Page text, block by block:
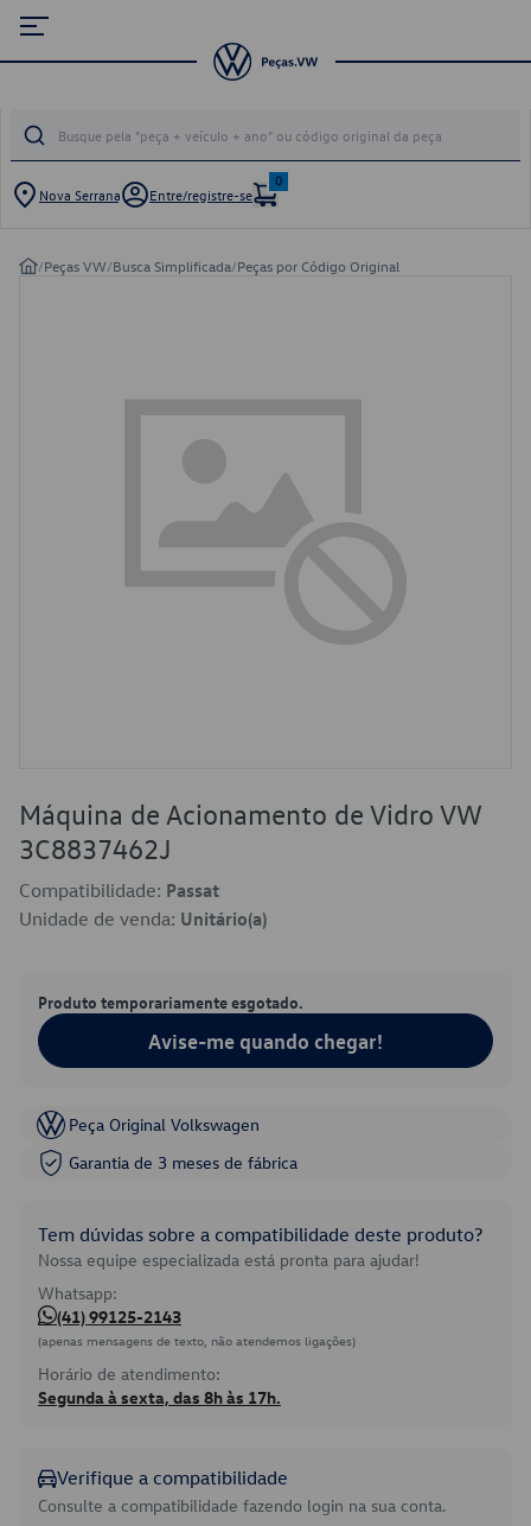
Nova Serrana Entre/registre-se
0
/Peças VW/Busca Simplificada/Peças por Código Original
Máquina de Acionamento de Vidro VW
3C8837462J
Compatibilidade: Passat
Unidade de venda: Unitário(a)
Produto temporariamente esgotado.
Avise-me quando chegar!
Peça Original Volkswagen
Garantia de 3 meses de fábrica
Tem dúvidas sobre a compatibilidade deste produto?
Nossa equipe especializada está pronta para ajudar!
Whatsapp:
(41) 99125-2143
(apenas mensagens de texto, não atendemos ligações)
Horário de atendimento:
Segunda à sexta, das 8h às 17h.
Verifique a compatibilidade
Consulte a compatibilidade fazendo login na sua conta.